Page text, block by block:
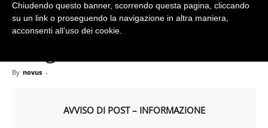
Esiti gare
#FAS 3-34-3 Castel di
By novus -
AVVISO DI POST – INFORMAZIONE
Chiudendo questo banner, scorrendo questa pagina, cliccando
su un link o proseguendo la navigazione in altra maniera,
acconsenti all’uso dei cookie.